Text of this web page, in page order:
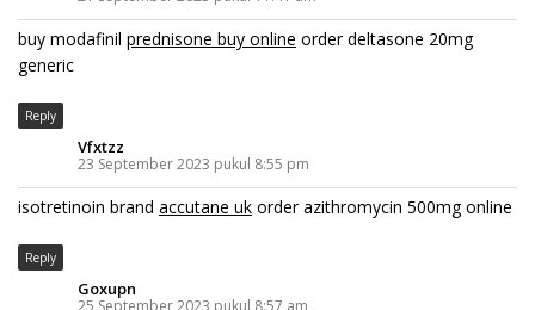
buy modafinil prednisone buy online order deltasone 20mg
generic
Reply
Vfxtzz
23 September 2023 pukul 8:55 pm
isotretinoin brand accutane uk order azithromycin 500mg online
Reply
Goxupn
25 September 2023 pukul 8:57 am